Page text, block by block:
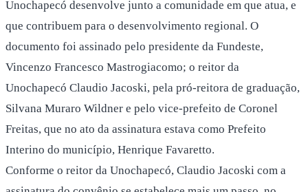
Unochapecó desenvolve junto a comunidade em que atua, e
que contribuem para o desenvolvimento regional. O
documento foi assinado pelo presidente da Fundeste,
Vincenzo Francesco Mastrogiacomo; o reitor da
Unochapecó Claudio Jacoski, pela pró-reitora de graduação,
Silvana Muraro Wildner e pelo vice-prefeito de Coronel
Freitas, que no ato da assinatura estava como Prefeito
Interino do município, Henrique Favaretto.
Conforme o reitor da Unochapecó, Claudio Jacoski com a